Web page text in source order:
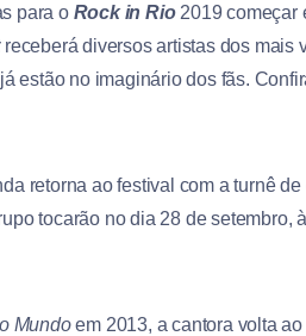
para o Rock in Rio 2019 começar
receberá diversos artistas dos mais
estão no imaginário dos fãs.
retorna ao festival com a turnê
tocarão no dia 28 de setembro,
Mundoem 2013, a cantora volta ao